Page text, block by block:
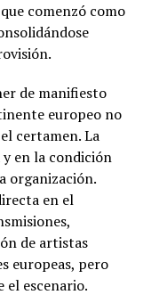
comenzó como
de manifiesto
europeo no
certamen. La
y en la condición
organización.
en el
de artistas
europeas, pero
el escenario.